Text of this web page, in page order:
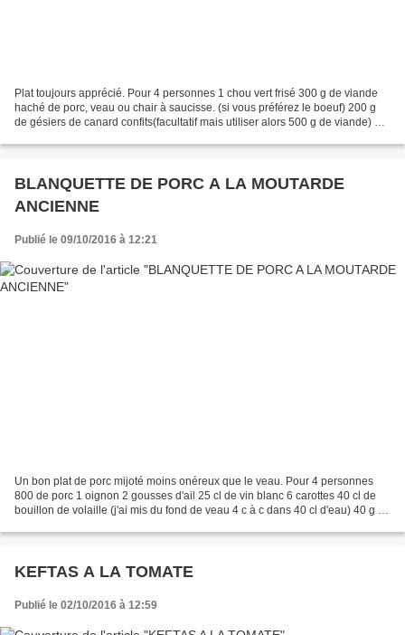
Plat toujours apprécié. Pour 4 personnes 1 chou vert frisé 300 g de viande
haché de porc, veau ou chair à saucisse. (si vous préférez le boeuf) 200 g
de gésiers de canard confits(facultatif mais utiliser alors 500 g de viande) 1
BLANQUETTE DE PORC A LA MOUTARDE
ANCIENNE
Publié le 09/10/2016 à 12:21
Un bon plat de porc mijoté moins onéreux que le veau. Pour 4 personnes
800 de porc 1 oignon 2 gousses d'ail 25 cl de vin blanc 6 carottes 40 cl de
bouillon de volaille (j'ai mis du fond de veau 4 c à c dans 40 cl d'eau) 40 g de
KEFTAS A LA TOMATE
Publié le 02/10/2016 à 12:59